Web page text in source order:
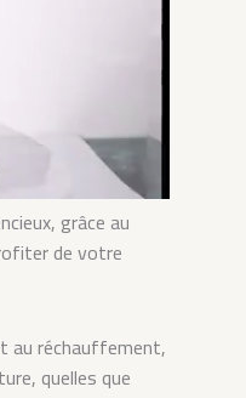
grâce au
de votre
au réchauffement,
quelles que